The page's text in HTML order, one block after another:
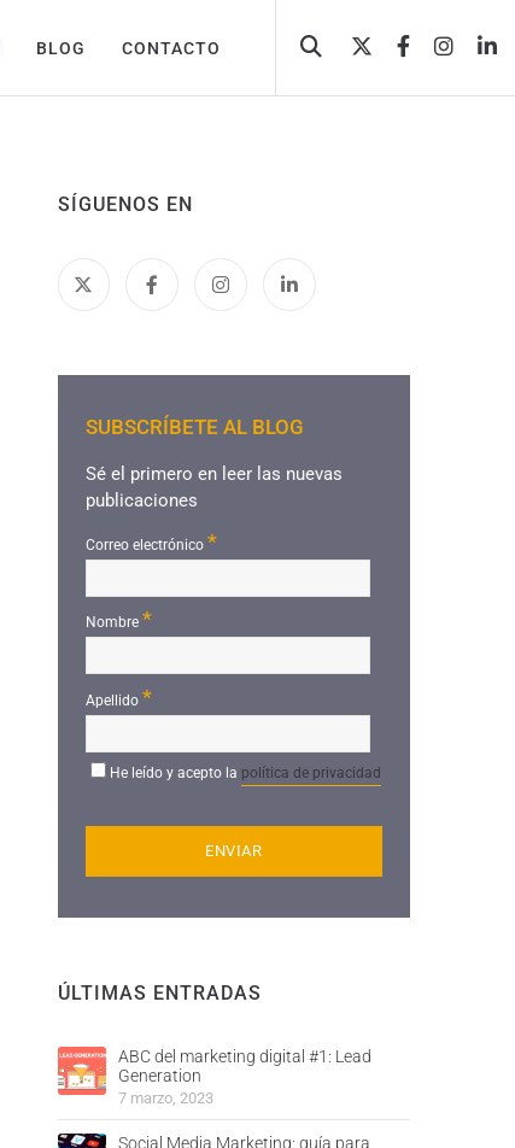
BLOG CONTACTO
SÍGUENOS EN
SUBSCRÍBETE AL BLOG
Sé el primero en leer las nuevas
publicaciones
Correo electrónico *
Nombre *
Apellido *
He leído y acepto la política de privacidad
ÚLTIMAS ENTRADAS
ABC del marketing digital #1: Lead
Generation
7 marzo, 2023
Social Media Marketing: guía para